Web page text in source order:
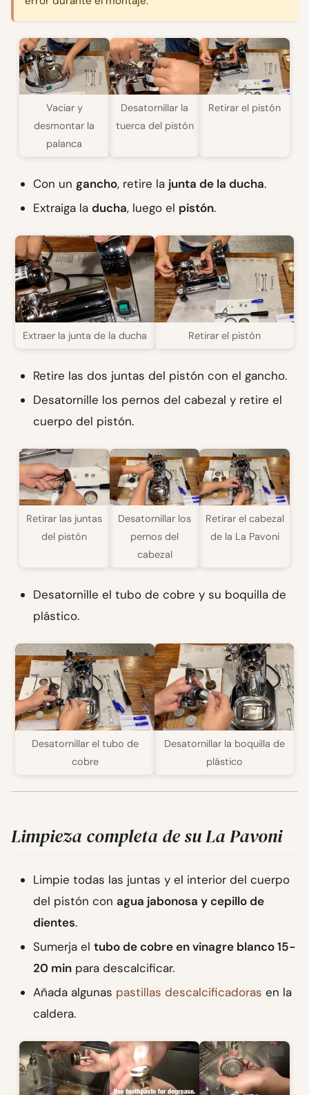
Vaciar y
desmontar la
palanca
Desatornillar la
tuerca del pistón
Retirar el pistón
Con un gancho, retire la junta de la ducha.
Extraiga la ducha, luego el pistón.
Extraer la junta de la ducha Retirar el pistón
Retire las dos juntas del pistón con el gancho.
Desatornille los pernos del cabezal y retire el
cuerpo del pistón.
Retirar las juntas
del pistón
Desatornillar los
pernos del
cabezal
Retirar el cabezal
de la La Pavoni
Desatornille el tubo de cobre y su boquilla de
plástico.
Desatornillar el tubo de
cobre
Desatornillar la boquilla de
plástico
Limpieza completa de su La Pavoni
Limpie todas las juntas y el interior del cuerpo
del pistón con agua jabonosa y cepillo de
dientes.
Sumerja el tubo de cobre en vinagre blanco 15-
20 min para descalcificar.
Añada algunas pastillas descalcificadoras en la
caldera.